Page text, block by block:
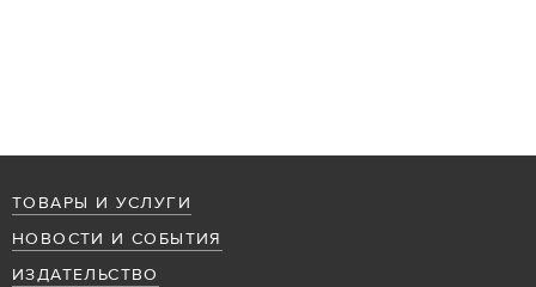
ТОВАРЫ И УСЛУГИ
НОВОСТИ И СОБЫТИЯ
ИЗДАТЕЛЬСТВО